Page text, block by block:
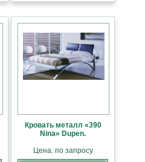
Кровать металл «390
Nina» Dupen.
Цена: по запросу